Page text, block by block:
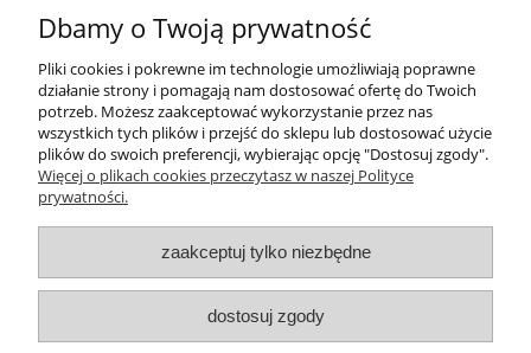
Pomoc
Moje konto
Płatności i dostawa
Informacje
Dbamy o Twoją prywatność
Pliki cookies i pokrewne im technologie umożliwiają poprawne
działanie strony i pomagają nam dostosować ofertę do Twoich
potrzeb. Możesz zaakceptować wykorzystanie przez nas
wszystkich tych plików i przejść do sklepu lub dostosować użycie
plików do swoich preferencji, wybierając opcję "Dostosuj zgody".
Więcej o plikach cookies przeczytasz w naszej Polityce
prywatności.
zaakceptuj tylko niezbędne
dostosuj zgody